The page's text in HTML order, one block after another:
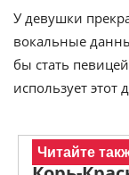
У девушки
вокальные
бы стать
использует этот
Читайте